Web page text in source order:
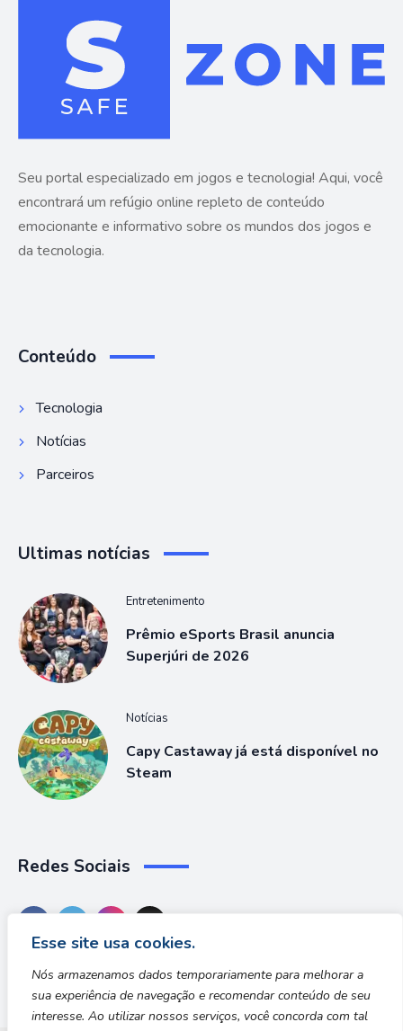
Esse site usa cookies.
Nós armazenamos dados temporariamente para melhorar a
sua experiência de navegação e recomendar conteúdo de seu
interesse. Ao utilizar nossos serviços, você concorda com tal
Seu portal especializado em jogos e tecnologia! Aqui, você
encontrará um refúgio online repleto de conteúdo
emocionante e informativo sobre os mundos dos jogos e
da tecnologia.
Conteúdo
Tecnologia
Notícias
Parceiros
Ultimas notícias
Entretenimento
Prêmio eSports Brasil anuncia
Superjúri de 2026
Notícias
Capy Castaway já está disponível no
Steam
Redes Sociais